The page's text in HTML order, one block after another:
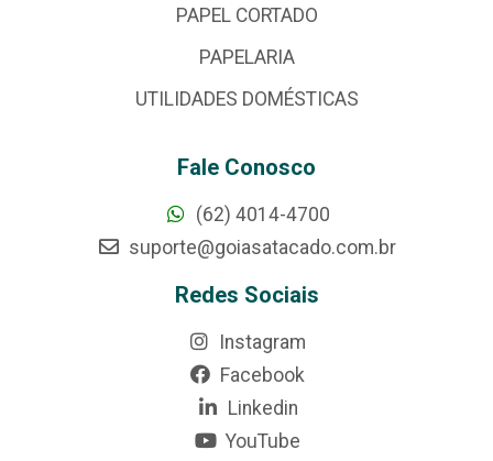
PAPEL CORTADO
PAPELARIA
UTILIDADES DOMÉSTICAS
Fale Conosco
(62) 4014-4700
suporte@goiasatacado.com.br
Redes Sociais
Instagram
Facebook
Linkedin
YouTube